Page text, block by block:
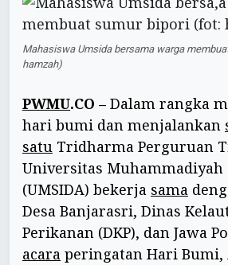
Mahasiswa Umsida bersama warga
hamzah)
PWMU.CO – Dalam rangka
hari bumi dan menjalankan
satu Tridharma Perguruan
Universitas Muhammadiyah
(UMSIDA) bekerja sama
Desa Banjarasri, Dinas
Perikanan (DKP), dan Jawa
acara peringatan Hari Bumi,